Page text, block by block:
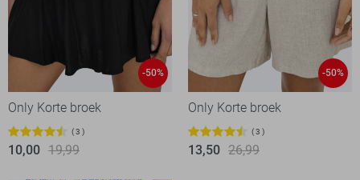
-50%
Only Korte broek
3
10,00 19,99
-50%
Only Korte broek
3
13,50 26,99